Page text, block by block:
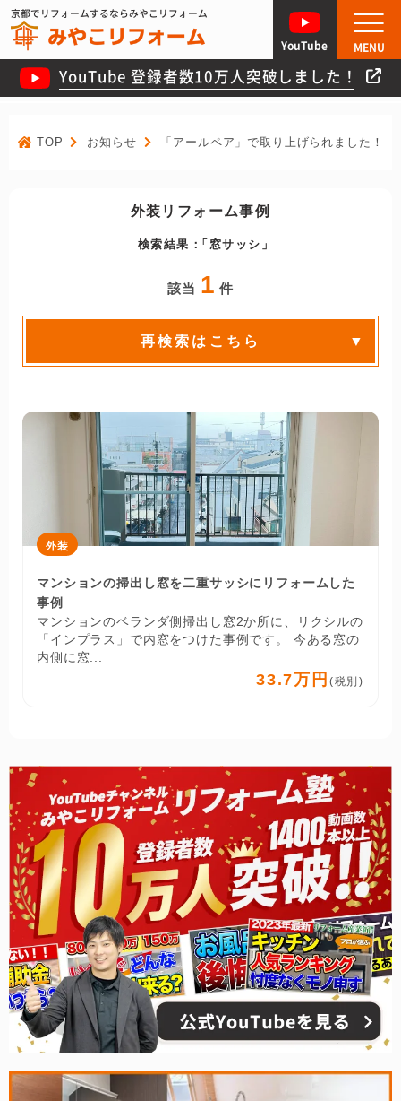
京都でリフォームするならみやこリフォーム
YouTube 登録者数10万人突破しました！
YouTube MENU
TOP お知らせ 「アールペア」で取り上げられました！
外装リフォーム事例
検索結果： 窓サッシ
該当 1 件
再検索はこちら
外装
マンションの掃出し窓を二重サッシにリフォームした
事例
マンションのベランダ側掃出し窓2か所に、リクシルの
「インプラス」で内窓をつけた事例です。 今ある窓の
内側に窓...
33.7万円 (税別)